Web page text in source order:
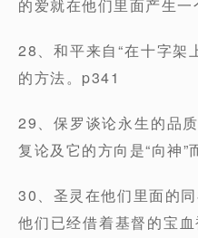
的爱就在他们里面产生
28、和平来自“在十字架
的方法。p341
29、保罗谈论永生的品
复论及它的方向是“向神”
30、圣灵在他们里面的
他们已经借着基督的宝